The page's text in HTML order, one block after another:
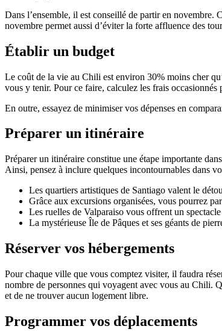
Dans l’ensemble, il est conseillé de partir en novembre.
novembre permet aussi d’éviter la forte affluence des
Établir un budget
Le coût de la vie au Chili est environ 30% moins cher
vous y tenir. Pour ce faire, calculez les frais
En outre, essayez de minimiser vos dépenses en
Préparer un itinéraire
Préparer un itinéraire constitue une étape importante
Ainsi, pensez à inclure quelques incontournables dans
Les quartiers artistiques de Santiago valent le
Grâce aux excursions organisées, vous pourrez
Les ruelles de Valparaiso vous offrent un
La mystérieuse Île de Pâques et ses géants de
Réserver vos hébergements
Pour chaque ville que vous comptez visiter, il faudra
nombre de personnes qui voyagent avec vous au Chili.
et de ne trouver aucun logement libre.
Programmer vos déplacements